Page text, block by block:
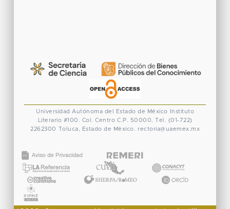
Universidad Autónoma del Estado de México
Instituto
Literario #100. Col. Centro C.P. 50000. Tel. (01-722)
2262300 Toluca, Estado de México. rectoria@uaemex.mx